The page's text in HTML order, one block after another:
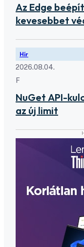
Az Edge
kevesebbet
Hír
2026.08.04.
F
NuGet API-
az új limit